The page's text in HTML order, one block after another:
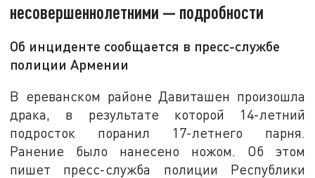
несовершеннолетними — подробности
Об инциденте сообщается в пресс-службе
полиции Армении
В ереванском районе Давиташен произошла
драка, в результате которой 14-летний
подросток поранил 17-летнего парня.
Ранение было нанесено ножом. Об этом
пишет пресс-служба полиции Республики